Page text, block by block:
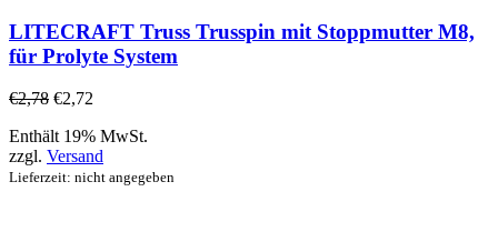
LITECRAFT Truss Trusspin mit Stoppmutter M8,
für Prolyte System
€2,78 €2,72
Enthält 19% MwSt.
zzgl. Versand
Lieferzeit: nicht angegeben